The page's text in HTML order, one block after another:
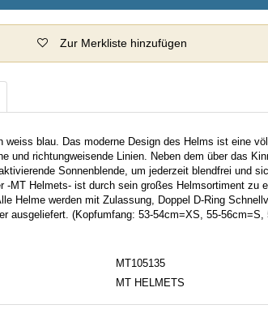
Zur Merkliste hinzufügen
weiss blau. Das moderne Design des Helms ist eine
und richtungweisende Linien. Neben dem über das
Sonnenblende, um jederzeit blendfrei und
-MT Helmets- ist durch sein großes Helmsortiment zu
Helme werden mit Zulassung, Doppel D-Ring
ausgeliefert. (Kopfumfang: 53-54cm=XS, 55-56cm=S,
MT105135
MT HELMETS